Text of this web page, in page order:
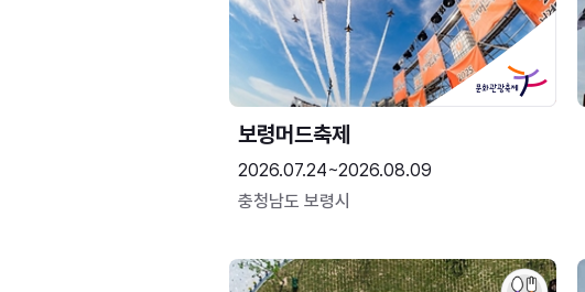
보령머드축제
2026.07.24~2026.08.09
충청남도 보령시